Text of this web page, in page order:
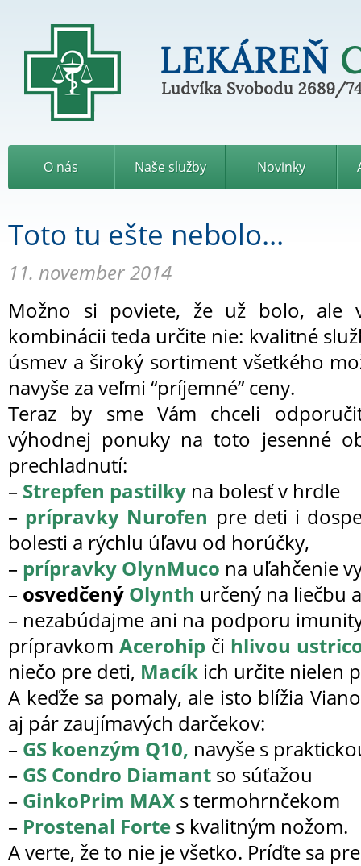
L
k
á
i
p
á
Ludvíka Svobodu 2689/
O nás Naše služby Novinky
Toto tu ešte nebolo...
11. november 2014
Možno si poviete, že už bolo, ale
kombinácii teda určite nie: kvalitné
úsmev a široký sortimentvšetkého
navyše za veľmi “príjemné” ceny.
Teraz by sme Vám chceli
výhodnej ponuky na toto jesenné
prechladnutí:
– Strepfen pastilky na bolesť v hrdle
– prípravky Nurofen pre deti i
bolesti a rýchlu úľavu od horúčky,
– prípravky OlynMuco na uľahčenie
– osvedčený Olynth určený na liečbu
– nezabúdajme ani na podporu
prípravkom Acerohip či hlivou
niečo pre deti, Macík ich určite nielen
A keďže sa pomaly, ale isto blížia
aj pár zaujímavých darčekov:
– GS koenzým Q10, navyše s
– GS Condro Diamant so súťažou
– GinkoPrim MAX s termohrnčekom
– Prostenal Forte s kvalitným nožom.
A verte, že to nie je všetko. Príďte sa